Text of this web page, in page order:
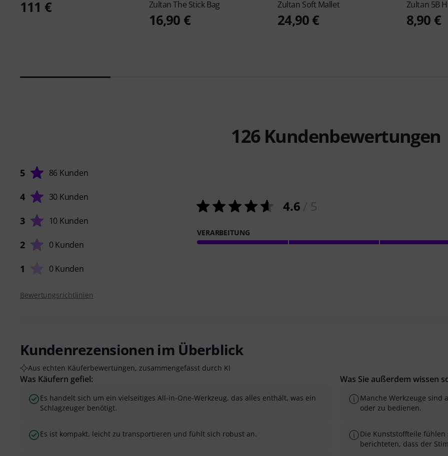
111 €
ZultanThe Stick Bag
16,90 €
Zultan Soft Mallet
24,90 €
Zultan 5B
8,90 €
126Kundenbewertungen
5 86 Kunden
4 30 Kunden
3 10 Kunden
2 0 Kunden
1 0 Kunden
4.6
VERARBEITUNG
Bewertungsrichtlinien
Kundenrezensionen im Überblick
Aus echten Käuferbewertungen, zusammengefasst durch KI
Was Käufern gefiel:
Es handelt sich um ein vielseitiges All-in-One-Werkzeug, das alles enthält, was ein
Schlagzeuger benötigt.
Es ist kompakt, leicht zu transportieren und fühlt sich robust an.
Was Sie außerdem wissen
Manche Werkzeuge sind
oder zu bedienen.
Die Kunststoffteile
berichteten, dass der